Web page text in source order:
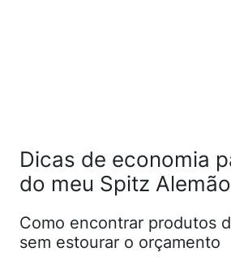
Dicas de economia
do meu Spitz
Como encontrar produtos
sem estourar o orçamento